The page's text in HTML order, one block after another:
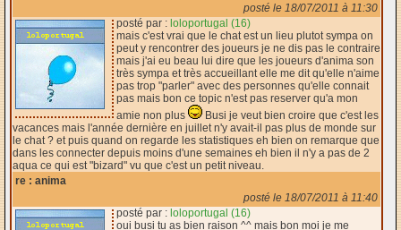
posté le 18/07/2011 à 11:30
posté par : loloportugal (16)
mais c'est vrai que le chat est un lieu plutot sympa on
peut y rencontrer des joueurs je ne dis pas le contraire
mais j'ai eu beau lui dire que les joueurs d'anima son
très sympa et très accueillant elle me dit qu'elle n'aime
pas trop "parler" avec des personnes qu'elle connait
pas mais bon ce topic n'est pas reserver qu'a mon
amie non plus
Busi je veut bien croire que c'est les
vacances mais l'année dernière en juillet n'y avait-il pas plus de monde sur
le chat ? et puis quand on regarde les statistiques eh bien on remarque que
dans les connecter depuis moins d'une semaines eh bien il n'y a pas de 2
aqua ce qui est "bizard" vu que c'est un petit niveau.
re : anima
posté le 18/07/2011 à 11:40
posté par : loloportugal (16)
oui busi tu as bien raison ^^ mais bon moi je me